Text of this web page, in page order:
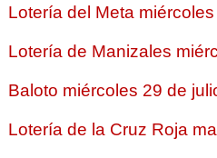
Lotería del Meta
Lotería de Manizales
Baloto miércoles 29 de
Lotería de la Cruz Roja